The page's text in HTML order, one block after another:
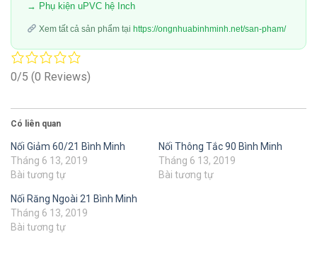
→ Phụ kiện uPVC hệ Inch
Xem tất cả sản phẩm tại https://ongnhuabinhminh.net/san-pham/
0/5 (0 Reviews)
Có liên quan
Nối Giảm 60/21 Bình Minh
Tháng 6 13, 2019
Bài tương tự
Nối Thông Tắc 90 Bình Minh
Tháng 6 13, 2019
Bài tương tự
Nối Răng Ngoài 21 Bình Minh
Tháng 6 13, 2019
Bài tương tự